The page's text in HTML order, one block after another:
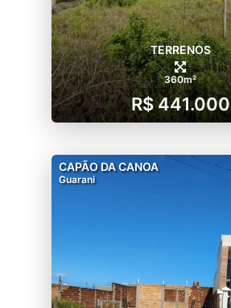
TERRENOS
360m²
R$ 441.000
CAPÃO DA CANOA
Guarani